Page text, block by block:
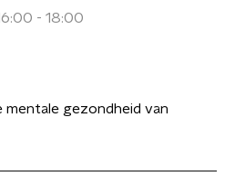
- 18:00
mentale gezondheid van